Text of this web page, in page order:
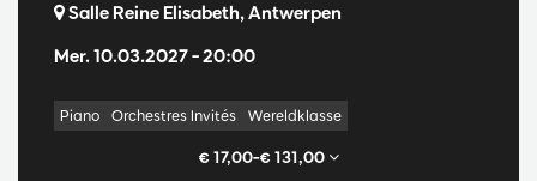
Mer. 10.03.2027– 20:00
Salle Reine Elisabeth, Antwerpen
Piano Orchestres Invités Wereldklasse
€ 17,00–€ 131,00